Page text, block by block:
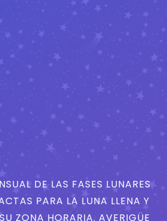
DE LAS FASES LUNARES
PARA LA LUNA LLENA Y
ZONA HORARIA. AVERIGÜE